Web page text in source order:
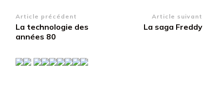
Navigation
d’article
Article précédent
La technologie des
années 80
Article suivant
La saga Freddy